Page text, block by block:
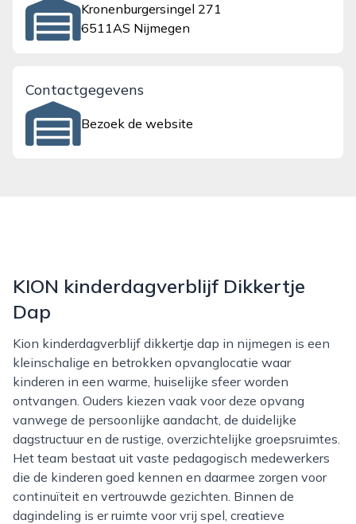
Kronenburgersingel 271
6511AS Nijmegen
Contactgegevens
Bezoek de website
KION kinderdagverblijf Dikkertje
Dap
Kion kinderdagverblijf dikkertje dap in nijmegen is een
kleinschalige en betrokken opvanglocatie waar
kinderen in een warme, huiselijke sfeer worden
ontvangen. Ouders kiezen vaak voor deze opvang
vanwege de persoonlijke aandacht, de duidelijke
dagstructuur en de rustige, overzichtelijke groepsruimtes.
Het team bestaat uit vaste pedagogisch medewerkers
die de kinderen goed kennen en daarmee zorgen voor
continuïteit en vertrouwde gezichten. Binnen de
dagindeling is er ruimte voor vrij spel, creatieve